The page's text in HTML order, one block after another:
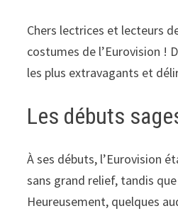
Chers lectrices et lecteurs
costumes de l’Eurovision !
les plus extravagants et
Les débuts
À ses débuts, l’Eurovision
sans grand relief, tandis
Heureusement, quelques